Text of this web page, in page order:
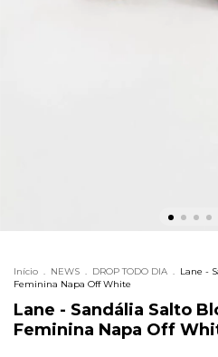
Início . NEWS . DROP TODO DIA . Lane -
Feminina Napa Off White
Lane - Sandália Salto
Feminina Napa Off